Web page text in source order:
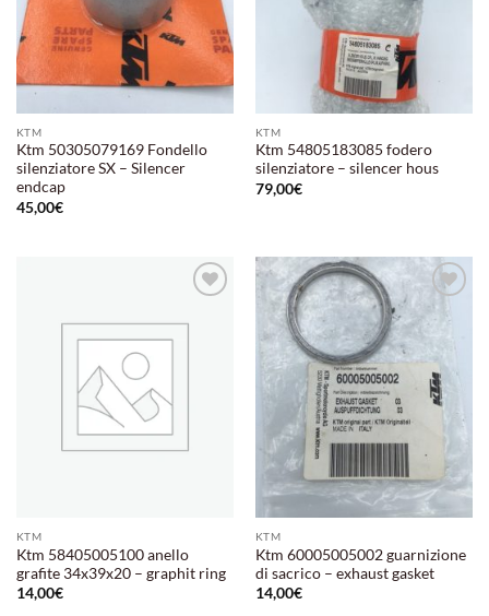
KTM
Ktm 50305079169 Fondello
silenziatore SX – Silencer
endcap
45,00€
KTM
Ktm 54805183085 fodero
silenziatore – silencer hous
79,00€
alla lista
KTM
Ktm 58405005100 anello
grafite 34x39x20 – graphit ring
14,00€
Aggiungi
alla lista
desideri
KTM
Ktm 60005005002 guarnizione
di sacrico – exhaust gasket
14,00€